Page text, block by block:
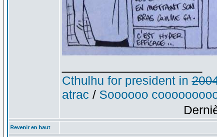
Cthulhu for president in
atrac / Soooooo
Revenir en haut